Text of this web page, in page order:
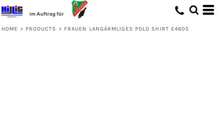
HOME > PRODUCTS > FRAUEN LANGÄRMLIGES POLO SHIRT E4605